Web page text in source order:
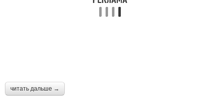
читать дальше →